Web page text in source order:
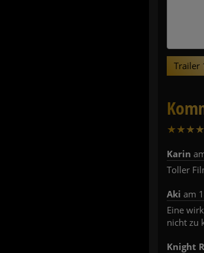
Trailer
★★★★
Karin
Toller
Aki am
Eine
nicht zu
Knight